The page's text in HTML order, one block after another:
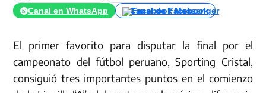
Canal en WhatsApp
Canal de Facebook
El primer favorito para disputar la final por el
campeonato del fútbol peruano,Sporting Cristal,
consiguió tres importantes puntos en el comienzo